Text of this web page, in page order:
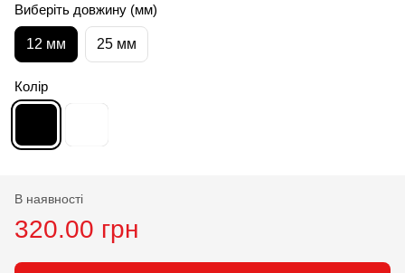
Виберіть довжину (мм)
12 мм 25 мм
Колір
В наявності
320.00 грн